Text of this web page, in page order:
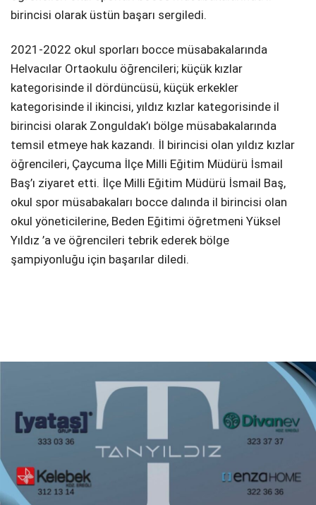
Youtube
birincisi olarak üstün başarı sergiledi.
2021-2022 okul sporları bocce müsabakalarında
Helvacılar Ortaokulu öğrencileri; küçük kızlar
kategorisinde il dördüncüsü, küçük erkekler
kategorisinde il ikincisi, yıldız kızlar kategorisinde il
birincisi olarak Zonguldak’ı bölge müsabakalarında
temsil etmeye hak kazandı. İl birincisi olan yıldız kızlar
öğrencileri, Çaycuma İlçe Milli Eğitim Müdürü İsmail
Baş’ı ziyaret etti. İlçe Milli Eğitim Müdürü İsmail Baş,
okul spor müsabakaları bocce dalında il birincisi olan
okul yöneticilerine, Beden Eğitimi öğretmeni Yüksel
Yıldız ’a ve öğrencileri tebrik ederek bölge
şampiyonluğu için başarılar diledi.